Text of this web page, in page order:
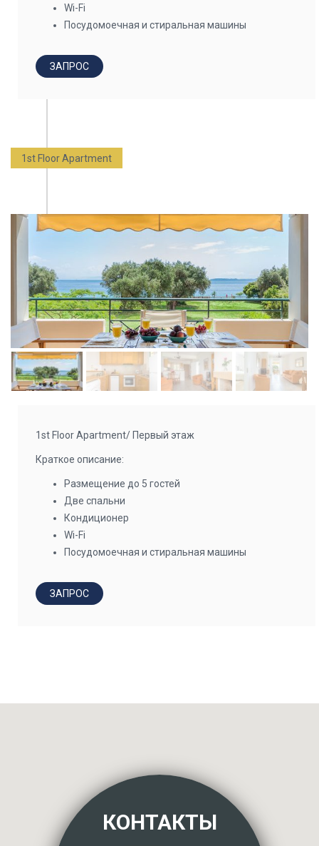
Wi-Fi
Посудомоечная и стиральная машины
ЗАПРОС
1st Floor Apartment
1st Floor Apartment/ Первый этаж
Краткое описание:
Размещение до 5 гостей
Две спальни
Кондиционер
Wi-Fi
Посудомоечная и стиральная машины
ЗАПРОС
КОНТАКТЫ